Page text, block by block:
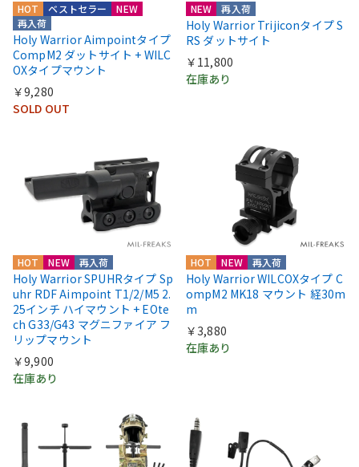
HOT
NEW
再入荷
ベストセラー
Holy Warrior Aimpointタイプ
CompM2 ダットサイト + WILC
OXタイプマウント
￥9,280
SOLD OUT
NEW 再入荷
Holy Warrior Trijiconタイプ S
RS ダットサイト
￥11,800
在庫あり
HOT NEW 再入荷
Holy Warrior SPUHRタイプ Sp
uhr RDF Aimpoint T1/2/M5 2.
25インチ ハイマウント + EOte
ch G33/G43 マグニファイア フ
リップマウント
￥9,900
在庫あり
HOT NEW 再入荷
Holy Warrior WILCOXタイプ C
ompM2 MK18 マウント 経30m
m
￥3,880
在庫あり